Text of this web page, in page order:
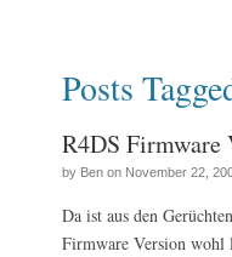
Posts
R4DS Firmware
by Ben on November 22,
Da ist aus den
Firmware Version wohl